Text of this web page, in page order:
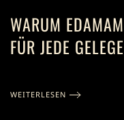
WARUM
FÜR JEDE
WEITERLESEN